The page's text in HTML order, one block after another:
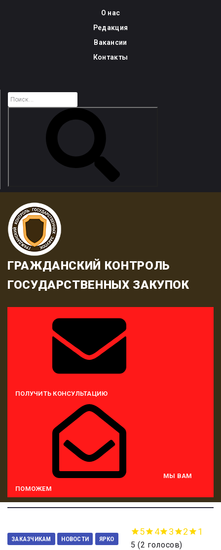
О нас
Редакция
Вакансии
Контакты
ГРАЖДАНСКИЙ КОНТРОЛЬ
ГОСУДАРСТВЕННЫХ ЗАКУПОК
ПОЛУЧИТЬ КОНСУЛЬТАЦИЮ
МЫ ВАМ
ПОМОЖЕМ
ЗАКАЗЧИКАМ НОВОСТИ ЯРКО
5 4 3 2 1
5 (2 голосов)